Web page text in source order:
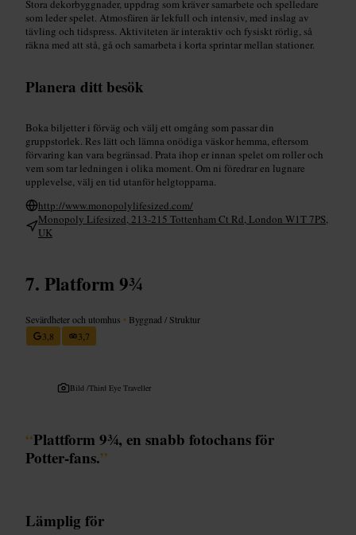
Stora dekorbyggnader, uppdrag som kräver samarbete och spelledare
som leder spelet. Atmosfären är lekfull och intensiv, med inslag av
tävling och tidspress. Aktiviteten är interaktiv och fysiskt rörlig, så
räkna med att stå, gå och samarbeta i korta sprintar mellan stationer.
Planera ditt besök
Boka biljetter i förväg och välj ett omgång som passar din
gruppstorlek. Res lätt och lämna onödiga väskor hemma, eftersom
förvaring kan vara begränsad. Prata ihop er innan spelet om roller och
vem som tar ledningen i olika moment. Om ni föredrar en lugnare
upplevelse, välj en tid utanför helgtopparna.
http://www.monopolylifesized.com/
Monopoly Lifesized, 213-215 Tottenham Ct Rd, London W1T 7PS,
UK
Platform 9¾
Sevärdheter och utomhus • Byggnad / Struktur
3,8
3,7
Bild /Third Eye Traveller
“Plattform 9¾, en snabb fotochans för
Potter‑fans.”
Lämplig för